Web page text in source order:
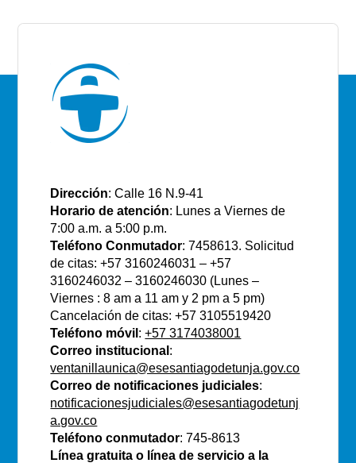
Dirección: Calle 16 N.9-41
Horario de atención: Lunes a Viernes de
7:00 a.m. a 5:00 p.m.
Teléfono Conmutador: 7458613. Solicitud
de citas: +57 3160246031 – +57
3160246032 – 3160246030 (Lunes –
Viernes : 8 am a 11 am y 2 pm a 5 pm)
Cancelación de citas: +57 3105519420
Teléfono móvil :+57 3174038001
Correo institucional :
ventanillaunica@esesantiagodetunja.gov.co
Correo de notificaciones judiciales:
notificacionesjudiciales@esesantiagodetunj
a.gov.co
Teléfono conmutador: 745-8613
Línea gratuita o línea de servicio a la